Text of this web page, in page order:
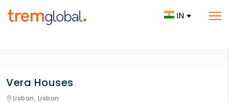
IN
Vera Houses
Lisbon, Lisbon